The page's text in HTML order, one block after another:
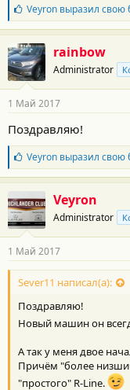
Б
л
а
г
о
д
а
н
с
т
и
:
Veyronвыразил свою
rainbow
Administrator
1 Май 2017
Поздравляю!
Б
л
а
о
д
а
н
о
с
и
:
Veyronвыразил свою
Veyron
Administrator
1 Май 2017
Sever11 написал(а):
Поздравляю!
Новый машин он
А так у меня двое
Причём "более
"простого" R-Line.